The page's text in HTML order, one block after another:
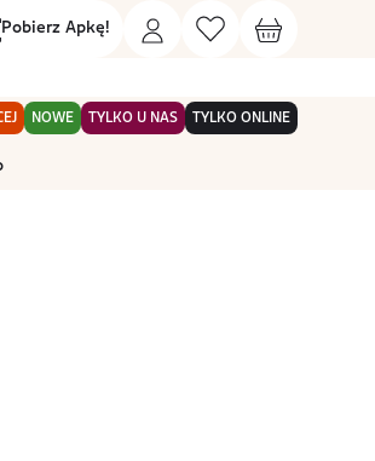
Pobierz Apkę!
NOWE TYLKO U NAS TYLKO ONLINE